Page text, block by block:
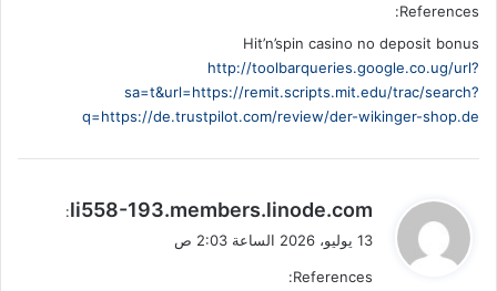
References:
Hit’n’spin casino no deposit bonus
http://toolbarqueries.google.co.ug/url?
sa=t&url=https://remit.scripts.mit.edu/trac/search?
q=https://de.trustpilot.com/review/der-wikinger-shop.de
ي
ل
li558-193.members.linode.com
:
13 يوليو، 2026 الساعة 2:03 ص
References: